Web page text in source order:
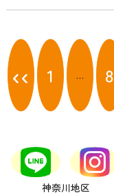
投
稿
ナ
ビ
ゲ
ョ
ン
‹‹ 1 … 8
神奈川地区